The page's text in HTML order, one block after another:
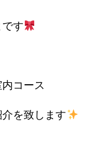
です
コース
を致します